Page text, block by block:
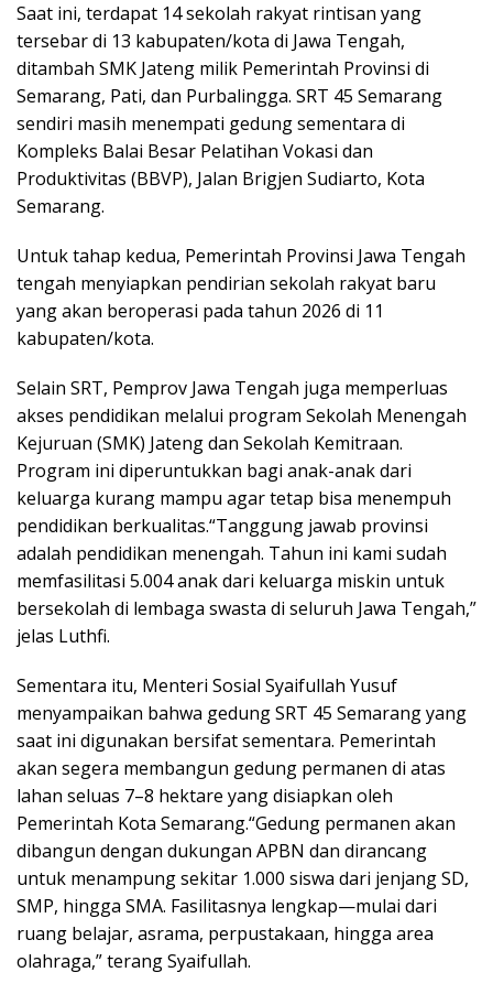
Saat ini, terdapat 14 sekolah rakyat rintisan yang
tersebar di 13 kabupaten/kota di Jawa Tengah,
ditambah SMK Jateng milik Pemerintah Provinsi di
Semarang, Pati, dan Purbalingga. SRT 45 Semarang
sendiri masih menempati gedung sementara di
Kompleks Balai Besar Pelatihan Vokasi dan
Produktivitas (BBVP), Jalan Brigjen Sudiarto, Kota
Semarang.
Untuk tahap kedua, Pemerintah Provinsi Jawa Tengah
tengah menyiapkan pendirian sekolah rakyat baru
yang akan beroperasi pada tahun 2026 di 11
kabupaten/kota.
Selain SRT, Pemprov Jawa Tengah juga memperluas
akses pendidikan melalui program Sekolah Menengah
Kejuruan (SMK) Jateng dan Sekolah Kemitraan.
Program ini diperuntukkan bagi anak-anak dari
keluarga kurang mampu agar tetap bisa menempuh
pendidikan berkualitas.“Tanggung jawab provinsi
adalah pendidikan menengah. Tahun ini kami sudah
memfasilitasi 5.004 anak dari keluarga miskin untuk
bersekolah di lembaga swasta di seluruh Jawa Tengah,”
jelas Luthfi.
Sementara itu, Menteri Sosial Syaifullah Yusuf
menyampaikan bahwa gedung SRT 45 Semarang yang
saat ini digunakan bersifat sementara. Pemerintah
akan segera membangun gedung permanen di atas
lahan seluas 7–8 hektare yang disiapkan oleh
Pemerintah Kota Semarang.“Gedung permanen akan
dibangun dengan dukungan APBN dan dirancang
untuk menampung sekitar 1.000 siswa dari jenjang SD,
SMP, hingga SMA. Fasilitasnya lengkap—mulai dari
ruang belajar, asrama, perpustakaan, hingga area
olahraga,” terang Syaifullah.